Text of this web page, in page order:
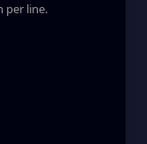
per line.